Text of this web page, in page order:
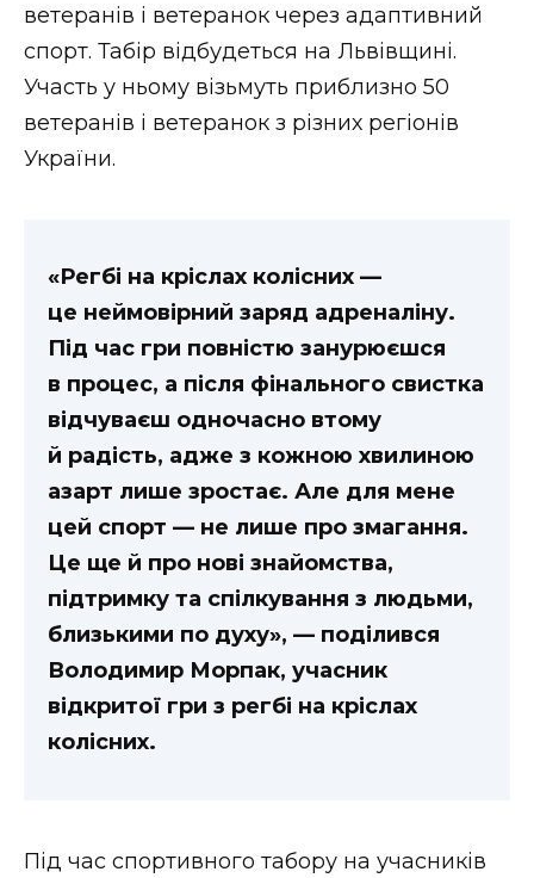
ветеранів і ветеранок через адаптивний
спорт. Табір відбудеться на Львівщині.
Участь у ньому візьмуть приблизно 50
ветеранів і ветеранок з різних регіонів
України.
«Регбі на кріслах колісних —
це неймовірний заряд адреналіну.
Під час гри повністю занурюєшся
в процес, а після фінального свистка
відчуваєш одночасно втому
й радість, адже з кожною хвилиною
азарт лише зростає. Але для мене
цей спорт — не лише про змагання.
Це ще й про нові знайомства,
підтримку та спілкування з людьми,
близькими по духу», — поділився
Володимир Морпак, учасник
відкритої гри з регбі на кріслах
колісних.
Під час спортивного табору на учасників